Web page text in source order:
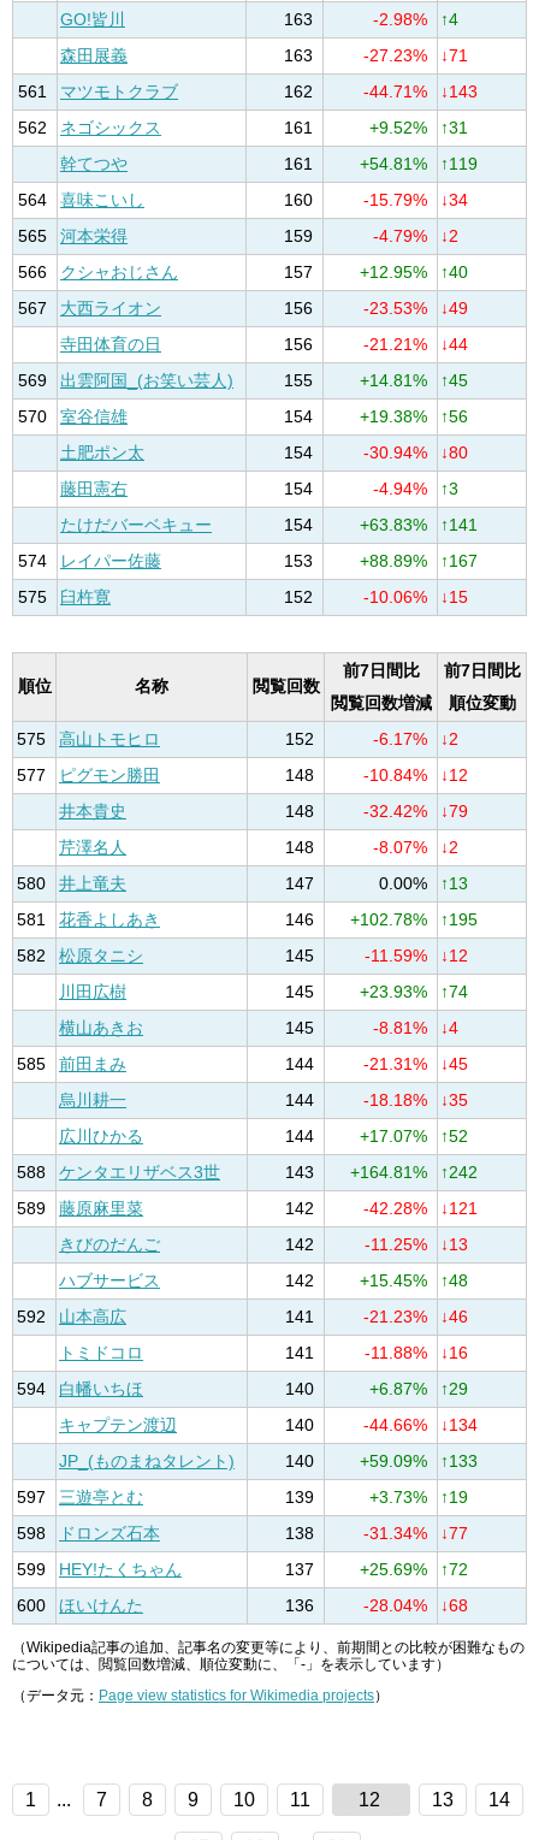
GO!皆川
163 -2.98%
↑4
森田展義
163 -27.23%
↓71
561
マツモトクラブ 162 -44.71%
↓143
562
ネゴシックス 161 +9.52%
↑31
幹てつや
161 +54.81%
↑119
564
喜味こいし 160 -15.79%
↓34
565
河本栄得 159 -4.79%
↓2
566
クシャおじさん 157 +12.95%
↑40
567
大西ライオン 156 -23.53%
↓49
寺田体育の日
156 -21.21%
↓44
569
出雲阿国_(お笑い芸人) 155 +14.81%
↑45
570
室谷信雄 154 +19.38%
↑56
土肥ポン太
154 -30.94%
↓80
藤田憲右
154 -4.94%
↑3
たけだバーベキュー
154 +63.83%
↑141
574
レイパー佐藤 153 +88.89%
↑167
575
臼杵寛 152 -10.06% ↓15
順位 名称 閲覧回数
前7日間比
閲覧回数増減
前7日間比
順位変動
575
高山トモヒロ 152 -6.17%
↓2
577
ピグモン勝田 148 -10.84%
↓12
井本貴史
148 -32.42%
↓79
芹澤名人
148 -8.07%
↓2
580
井上竜夫 147 0.00%
↑13
581
花香よしあき 146 +102.78%
↑195
582
松原タニシ 145 -11.59%
↓12
川田広樹
145 +23.93%
↑74
横山あきお
145 -8.81%
↓4
585
前田まみ 144 -21.31%
↓45
烏川耕一
144 -18.18%
↓35
広川ひかる
144 +17.07%
↑52
588
ケンタエリザベス3世 143 +164.81%
↑242
589
藤原麻里菜 142 -42.28%
↓121
きびのだんご
142 -11.25%
↓13
ハブサービス
142 +15.45%
↑48
592
山本高広 141 -21.23%
↓46
トミドコロ
141 -11.88%
↓16
594
白幡いちほ 140 +6.87%
↑29
キャプテン渡辺
140 -44.66%
↓134
JP_(ものまねタレント)
140 +59.09%
↑133
597
三遊亭とむ 139 +3.73%
↑19
598
ドロンズ石本 138 -31.34%
↓77
599
HEY!たくちゃん 137 +25.69%
↑72
600
ほいけんた 136 -28.04% ↓68
（Wikipedia記事の追加、記事名の変更等により、前期間との比較が困難なもの
については、閲覧回数増減、順位変動に、「-」を表示しています）
（データ元： Page view statistics for Wikimedia projects）
1 ... 7 8 9 10 11 12 13 14